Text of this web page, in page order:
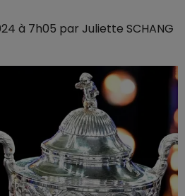
à 7h05 par Juliette SCHANG